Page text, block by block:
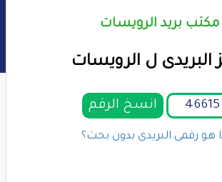
مكتب بريد الرويسات
البريدى ل الرويسات
انسخ الرقم
هو رقمى البريدى بدون بحث؟